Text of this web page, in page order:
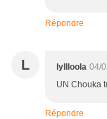
Répondre
L lyllloola 04/
UN Chouka
Répondre